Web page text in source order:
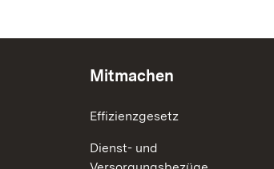
Mitmachen
Effizienzgesetz
Dienst- und